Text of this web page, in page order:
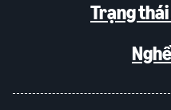
Trạng